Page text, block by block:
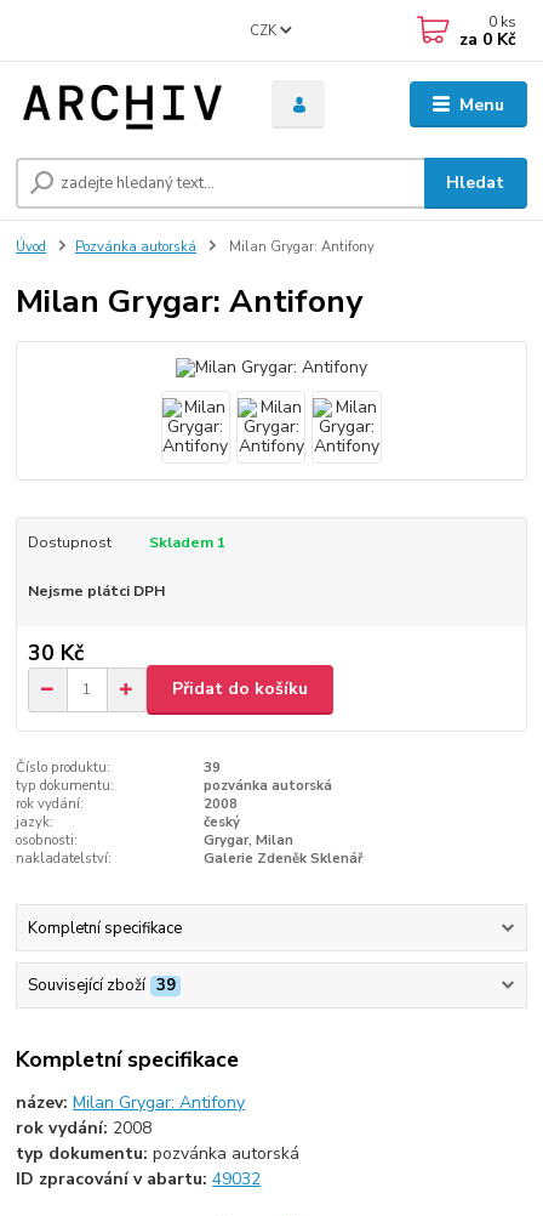
Menu
CZK
Hledat
0 ks
za 0 Kč
Úvod Pozvánka autorská Milan Grygar: Antifony
Milan Grygar: Antifony
Dostupnost Skladem 1
Nejsme plátci DPH
30 Kč
Přidat do košíku
Číslo produktu:
39
typ dokumentu:
pozvánka autorská
rok vydání:
2008
jazyk:
český
osobnosti:
Grygar, Milan
nakladatelství:
Galerie Zdeněk Sklenář
Kompletní specifikace
Související zboží 39
Kompletní specifikace
název:Milan Grygar: Antifony
rok vydání: 2008
typ dokumentu:pozvánka autorská
ID zpracování v abartu:49032